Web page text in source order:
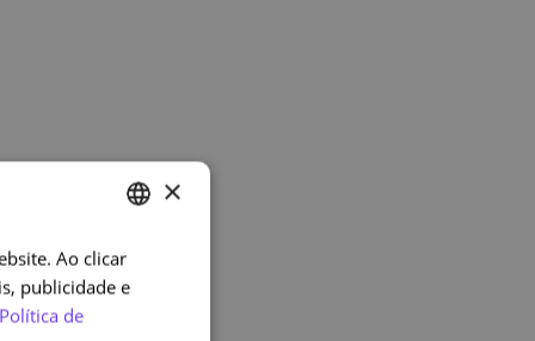
PORTUGUESE
ENGLISH
×
Ao clicar
publicidade e
de